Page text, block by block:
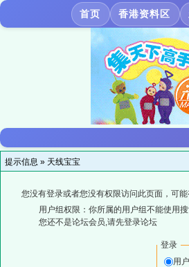
首页 香港资料区
提示信息 » 天线宝宝
您没有登录或者您没有权限访问此页面，可
用户组权限：你所属的用户组不能使用
您还不是论坛会员,请先登录论坛
登录
用